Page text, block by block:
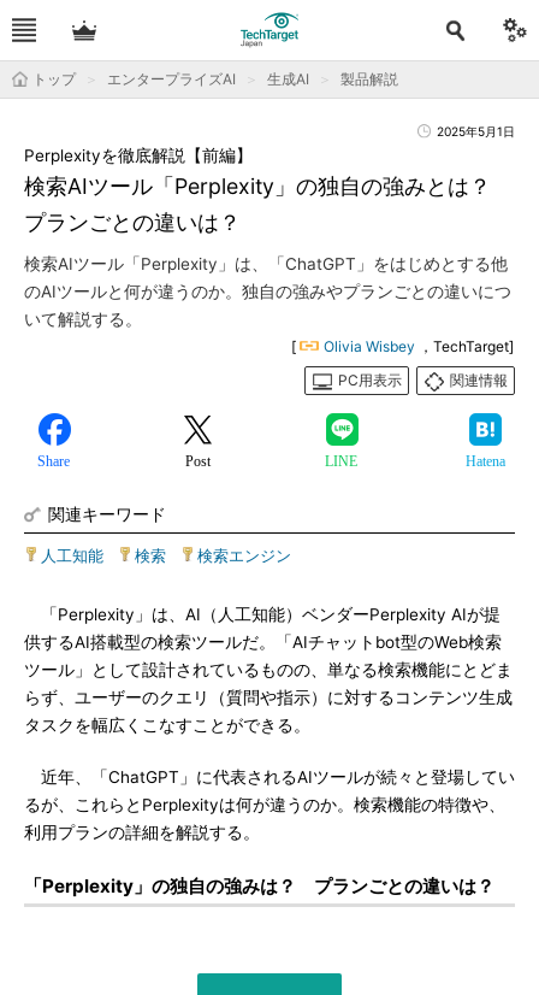
トップ エンタープライズAI 生成AI 製品解説
2025年5月1日
検索AIツール「Perplexity」の独自の強みとは？
プランごとの違いは？
Perplexityを徹底解説【前編】
検索AIツール「Perplexity」は、「ChatGPT」をはじめとする他
のAIツールと何が違うのか。独自の強みやプランごとの違いにつ
いて解説する。
[ Olivia Wisbey ，TechTarget]
PC用表示
関連情報
Share Post LINE Hatena
関連キーワード
人工知能 検索 検索エンジン
「Perplexity」は、AI（人工知能）ベンダーPerplexity AIが提
供するAI搭載型の検索ツールだ。「AIチャットbot型のWeb検索
ツール」として設計されているものの、単なる検索機能にとどま
らず、ユーザーのクエリ（質問や指示）に対するコンテンツ生成
タスクを幅広くこなすことができる。
近年、「ChatGPT」に代表されるAIツールが続々と登場してい
るが、これらとPerplexityは何が違うのか。検索機能の特徴や、
利用プランの詳細を解説する。
「Perplexity」の独自の強みは？ プランごとの違いは？